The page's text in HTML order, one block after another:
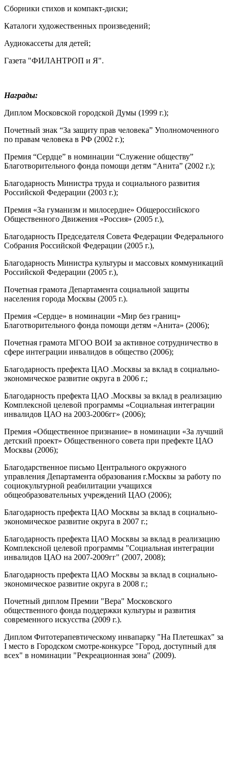
Сборники стихов и компакт-диски;
Каталоги художественных произведений;
Аудиокассеты для детей;
Газета "ФИЛАНТРОП и Я".
Награды:
Диплом Московской городской Думы (1999 г.);
Почетный знак “За защиту прав человека” Уполномоченного
по правам человека в РФ (2002 г.);
Премия “Сердце” в номинации “Служение обществу”
Благотворительного фонда помощи детям “Анита” (2002 г.);
Благодарность Министра труда и социального развития
Российской Федерации (2003 г.);
Премия «За гуманизм и милосердие» Общероссийского
Общественного Движения «Россия» (2005 г.),
Благодарность Председателя Совета Федерации Федерального
Собрания Российской Федерации (2005 г.),
Благодарность Министра культуры и массовых коммуникаций
Российской Федерации (2005 г.),
Почетная грамота Департамента социальной защиты
населения города Москвы (2005 г.).
Премия «Сердце» в номинации «Мир без границ»
Благотворительного фонда помощи детям «Анита» (2006);
Почетная грамота МГОО ВОИ за активное сотрудничество в
сфере интеграции инвалидов в общество (2006);
Благодарность префекта ЦАО .Москвы за вклад в социально-
экономическое развитие округа в 2006 г.;
Благодарность префекта ЦАО .Москвы за вклад в реализацию
Комплексной целевой программы «Социальная интеграции
инвалидов ЦАО на 2003-2006гг» (2006);
Премия «Общественное признание» в номинации «За лучший
детский проект» Общественного совета при префекте ЦАО
Москвы (2006);
Благодарственное письмо Центрального окружного
управления Департамента образования г.Москвы за работу по
социокультурной реабилитации учащихся
общеобразовательных учреждений ЦАО (2006);
Благодарность префекта ЦАО Москвы за вклад в социально-
экономическое развитие округа в 2007 г.;
Благодарность префекта ЦАО Москвы за вклад в реализацию
Комплексной целевой программы "Социальная интеграции
инвалидов ЦАО на 2007-2009гг" (2007, 2008);
Благодарность префекта ЦАО Москвы за вклад в социально-
экономическое развитие округа в 2008 г.;
Почетный диплом Премии "Вера" Московского
общественного фонда поддержки культуры и развития
современного искусства (2009 г.).
Диплом Фитотерапевтическому инвапарку "На Плетешках" за
I место в Городском смотре-конкурсе "Город, доступный для
всех" в номинации "Рекреационная зона" (2009).